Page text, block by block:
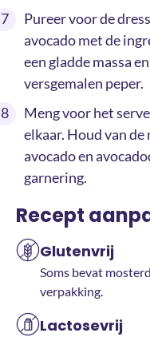
Pureer voor de
avocado met de
een gladde massa
versgemalen peper.
Meng voor het
elkaar. Houd van
avocado en
garnering.
Recept
Glutenvrij
Soms bevat
verpakking.
Lactosevrij